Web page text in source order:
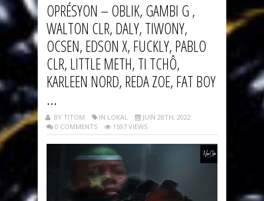
OPRÉSYON – OBLIK, GAMBI G ,
WALTON CLR, DALY, TIWONY,
OCSEN, EDSON X, FUCKLY, PABLO
CLR, LITTLE METH, TI TCHÔ,
KARLEEN NORD, REDA ZOE, FAT BOY
...
BY TITOM IN LOKAL
JUIN 28TH, 2022
0 COMMENTS
1597 VIEWS